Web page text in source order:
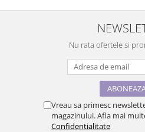
Nu rata ofertele si
Vreau sa primesc
magazinului. Afla mai
Confidentialitate